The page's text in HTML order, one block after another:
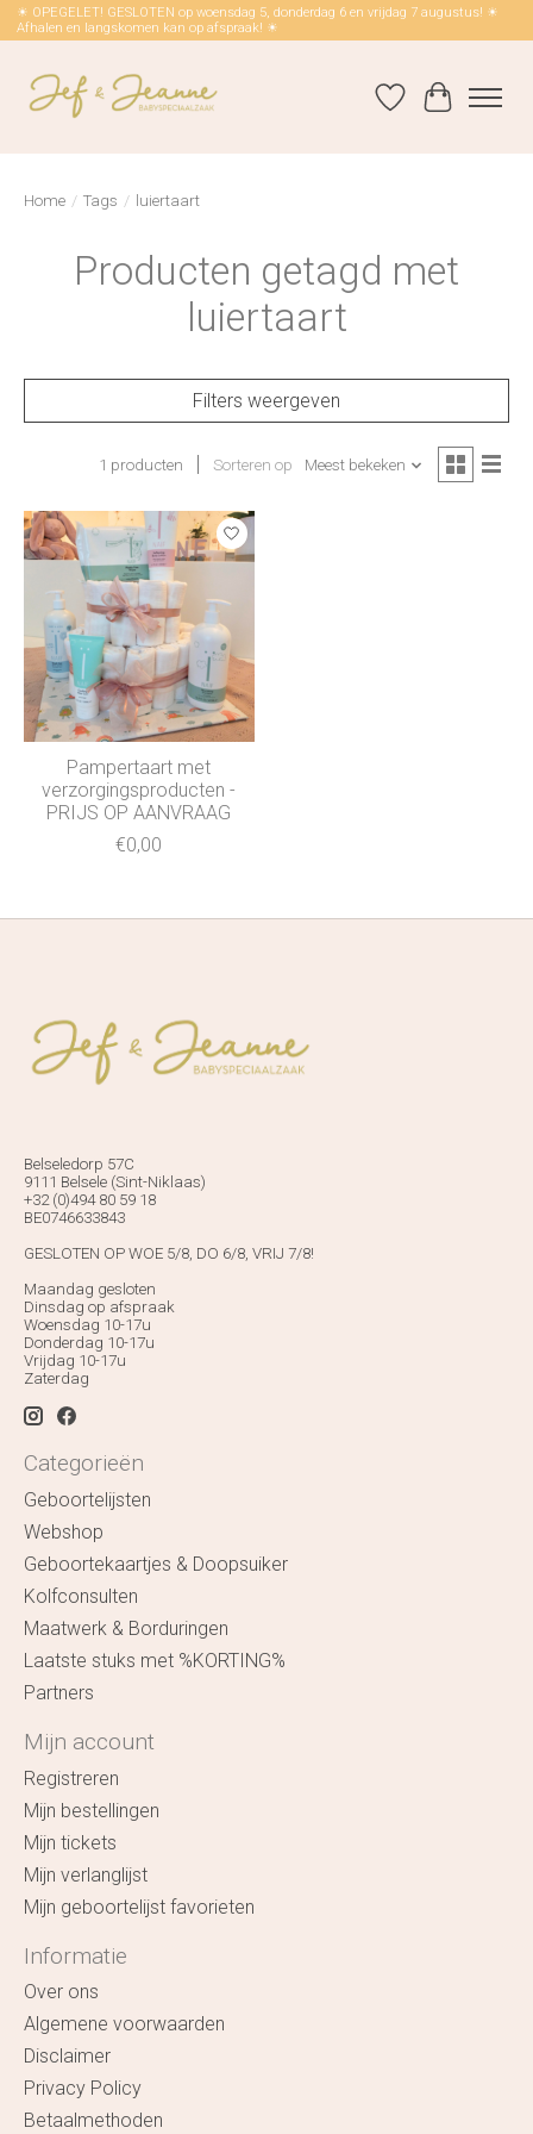
☀ OPEGELET! GESLOTEN op woensdag 5, donderdag 6 en vrijdag 7 augustus! ☀
Afhalen en langskomen kan op afspraak! ☀
Verlanglijst
Home / Tags / luiertaart
Producten getagd met
luiertaart
Filters weergeven
1 producten Sorteren op Meest bekeken
Pampertaart met
verzorgingsproducten -
PRIJS OP AANVRAAG
€0,00
Belseledorp 57C
9111 Belsele (Sint-Niklaas)
+32 (0)494 80 59 18
BE0746633843
GESLOTEN OP WOE 5/8, DO 6/8, VRIJ 7/8!
Maandag gesloten
Dinsdag op afspraak
Woensdag 10-17u
Donderdag 10-17u
Vrijdag 10-17u
Zaterdag
Categorieën
Geboortelijsten
Webshop
Geboortekaartjes & Doopsuiker
Kolfconsulten
Maatwerk & Borduringen
Laatste stuks met %KORTING%
Partners
Mijn account
Registreren
Mijn bestellingen
Mijn tickets
Mijn verlanglijst
Mijn geboortelijst favorieten
Informatie
Over ons
Algemene voorwaarden
Disclaimer
Privacy Policy
Betaalmethoden